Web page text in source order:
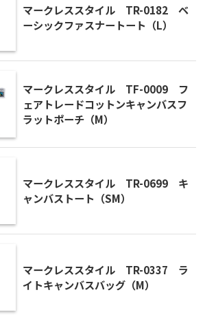
マークレススタイル TR-0182 ベ
ーシックファスナートート（L）
マークレススタイル TF-0009 フ
ェアトレードコットンキャンバスフ
ラットポーチ（M）
マークレススタイル TR-0699 キ
ャンバストート（SM）
マークレススタイル TR-0337 ラ
イトキャンバスバッグ（M）